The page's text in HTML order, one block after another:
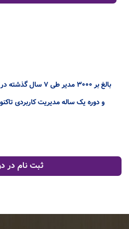
بالغ بر ۳۰۰۰ مدیر طی ۷ سال گذشته در این دوره ها شرکت کرده اند
و دوره یک ساله مدیریت کاربردی تاکنون ۱۷ بار تکرار شده
ثبت نام در